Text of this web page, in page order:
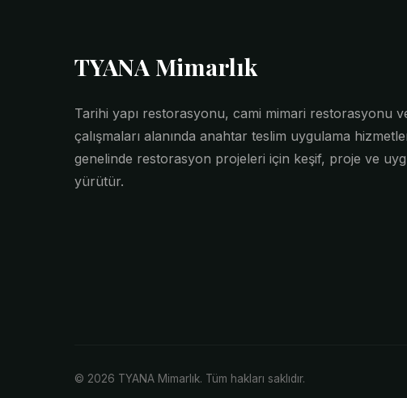
TYANA Mimarlık
Tarihi yapı restorasyonu, cami mimari restorasyonu
çalışmaları alanında anahtar teslim uygulama
genelinde restorasyon projeleri için keşif, proje ve
yürütür.
© 2026 TYANA Mimarlık. Tüm hakları saklıdır.